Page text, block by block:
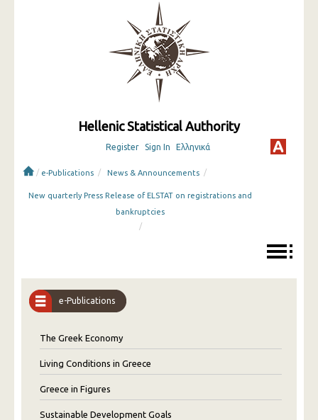
Hellenic Statistical Authority
Register Sign In Ελληνικά
/ e-Publications / News & Announcements /
New quarterly Press Release of ELSTAT on registrations and
bankruptcies
/
e-Publications
The Greek Economy
Living Conditions in Greece
Greece in Figures
Sustainable Development Goals